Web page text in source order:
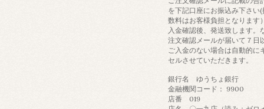
を下記口座にお振込み下さい
数料はお客様負担となります
入金確認後、発送致します。
注文確認メールが届いて７日
ご入金のない場合は自動的に
セルさせていただきます。
銀行名 ゆうちょ銀行
金融機関コード： 9900
店番 019